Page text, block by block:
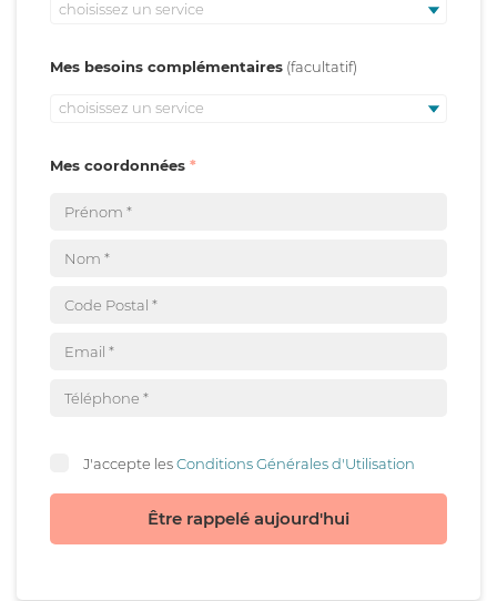
choisissez un service
Mes besoins complémentaires
choisissez un service
Mes coordonnées
J'accepte lesConditions Générales d'Utilisation
Être rappelé aujourd'hui